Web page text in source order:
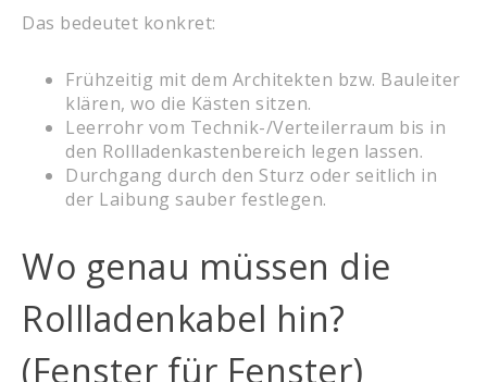
Das bedeutet konkret:
Frühzeitig mit dem Architekten bzw. Bauleiter
klären, wo die Kästen sitzen.
Leerrohr vom Technik-/Verteilerraum bis in
den Rollladenkastenbereich legen lassen.
Durchgang durch den Sturz oder seitlich in
der Laibung sauber festlegen.
Wo genau müssen die
Rollladenkabel hin?
(Fenster für Fenster)